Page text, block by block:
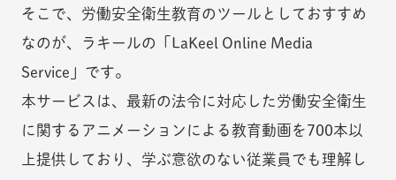
そこで、労働安全衛生教育のツールとしておすすめ
なのが、ラキールの「LaKeel Online Media
Service」です。
本サービスは、最新の法令に対応した労働安全衛生
に関するアニメーションによる教育動画を700本以
上提供しており、学ぶ意欲のない従業員でも理解し